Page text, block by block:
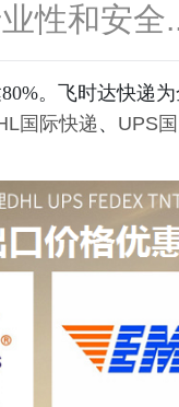
性和安全
。飞时达快递
国际快递、 UPS